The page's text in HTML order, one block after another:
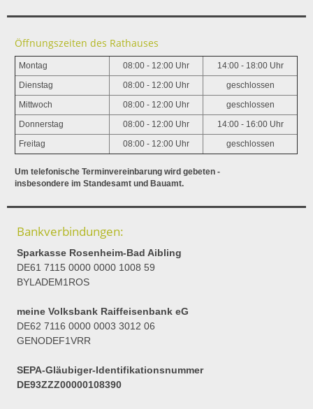
Öffnungszeiten des Rathauses
Montag 08:00 - 12:00 Uhr 14:00 - 18:00 Uhr
Dienstag 08:00 - 12:00 Uhr geschlossen
Mittwoch 08:00 - 12:00 Uhr geschlossen
Donnerstag 08:00 - 12:00 Uhr 14:00 - 16:00 Uhr
Freitag 08:00 - 12:00 Uhr geschlossen
Um telefonische Terminvereinbarung wird gebeten -
insbesondere im Standesamt und Bauamt.
Bankverbindungen:
Sparkasse Rosenheim-Bad Aibling
DE61 7115 0000 0000 1008 59
BYLADEM1ROS
meine Volksbank Raiffeisenbank eG
DE62 7116 0000 0003 3012 06
GENODEF1VRR
SEPA-Gläubiger-Identifikationsnummer
DE93ZZZ00000108390